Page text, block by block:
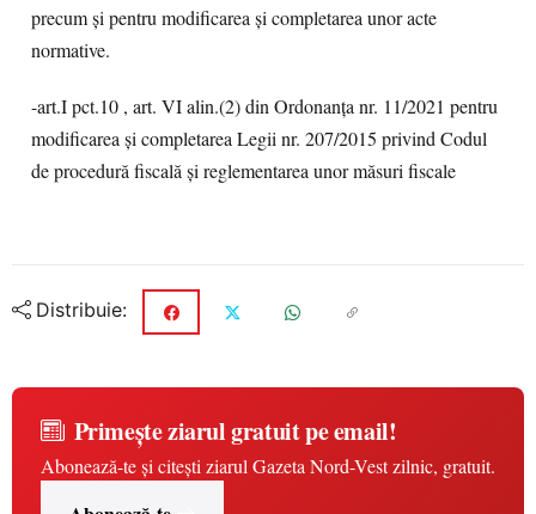
precum şi pentru modificarea şi completarea unor acte
normative.
-art.I pct.10 , art. VI alin.(2) din Ordonanța nr. 11/2021 pentru
modificarea şi completarea Legii nr. 207/2015 privind Codul
de procedură fiscală şi reglementarea unor măsuri fiscale
Distribuie:
Primește ziarul gratuit pe email!
Abonează-te și citești ziarul Gazeta Nord-Vest zilnic, gratuit.